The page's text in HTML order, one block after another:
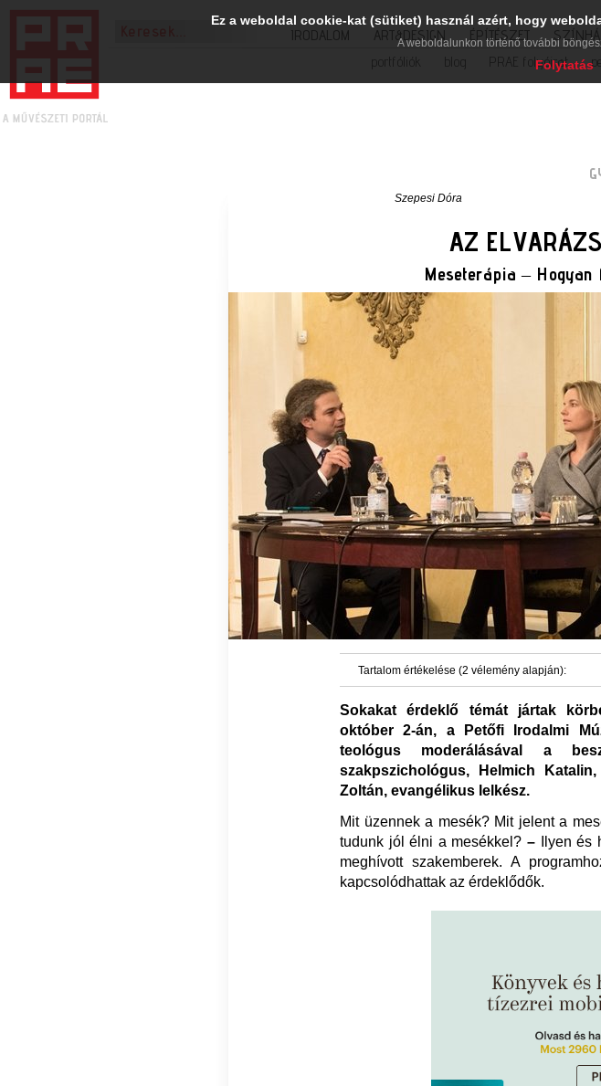
IRODALOM ART&DESIGN ÉPÍTÉSZET
portfóliók
blog PRAE folyóirat
Szepesi Dóra
AZ
Meseterápia – Hogyan
Tartalom értékelése (2 vélemény alapján):
Sokakat érdeklő témát jártak
október 2-án, a Petőfi Irodalmi
teológus moderálásával a
szakpszichológus, Helmich
Zoltán, evangélikus lelkész.
Mit üzennek a mesék? Mit jelent a
tudunk jól élni a mesékkel?– Ilyen és
meghívott szakemberek. A
kapcsolódhattak az érdeklődők.
Ez a weboldal cookie-kat (sütiket) használ azért, hogy
A weboldalunkon történő további
Folytatás